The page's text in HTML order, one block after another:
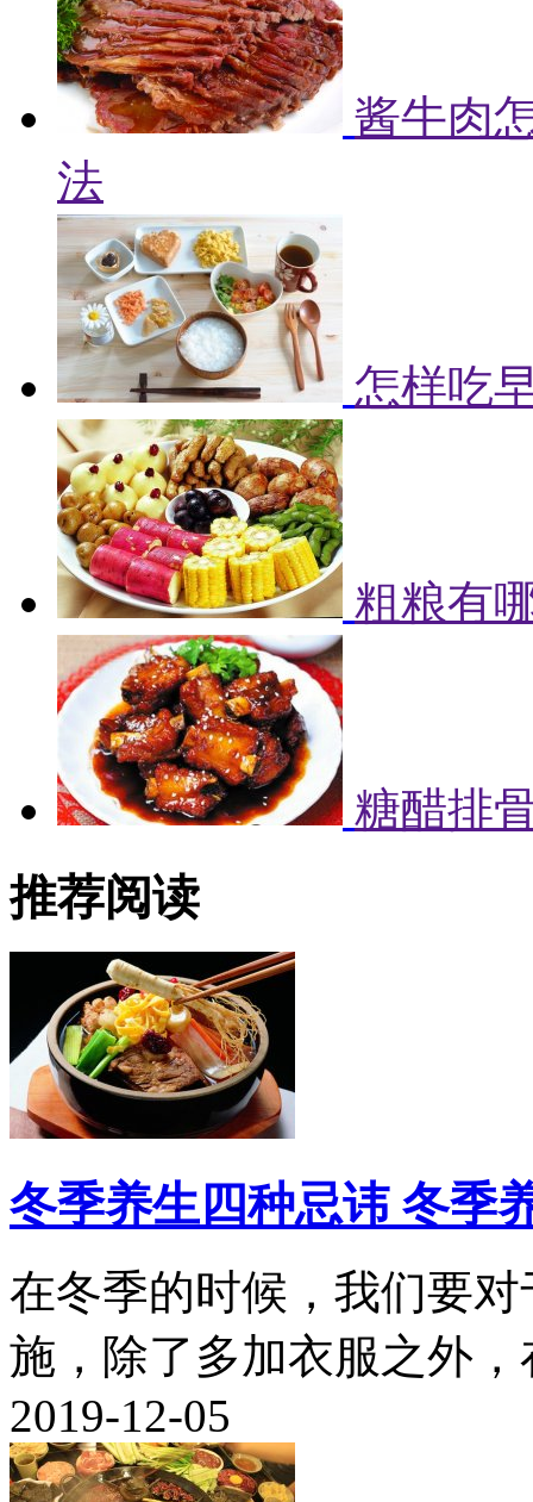
酱牛肉
法
怎样吃
粗粮有
糖醋排
推荐阅读
冬季养生四种忌讳 冬季
在冬季的时候，我们要
施，除了多加衣服之外
2019-12-05